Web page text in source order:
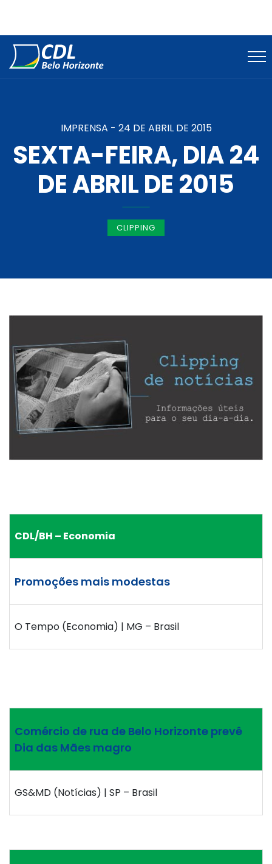
IMPRENSA - 24 DE ABRIL DE 2015
SEXTA-FEIRA, DIA 24
DE ABRIL DE 2015
CLIPPING
CDL/BH – Economia
Promoções mais modestas
O Tempo (Economia) | MG – Brasil
Comércio de rua de Belo Horizonte prevê
Dia das Mães magro
GS&MD (Notícias) | SP – Brasil